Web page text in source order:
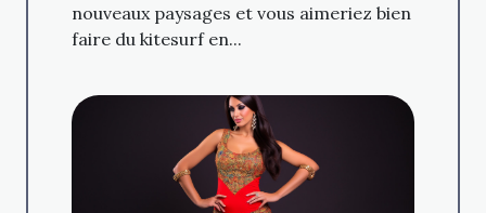
nouveaux paysages et vous aimeriez bien
faire du kitesurf en...